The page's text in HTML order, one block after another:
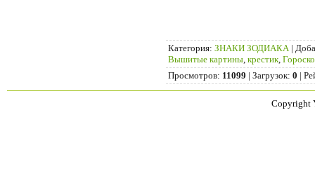
Категория: ЗНАКИ ЗОДИАКА |
Вышитые картины крестик
Просмотров: 11099 | Загрузок: 0 |
Copyright